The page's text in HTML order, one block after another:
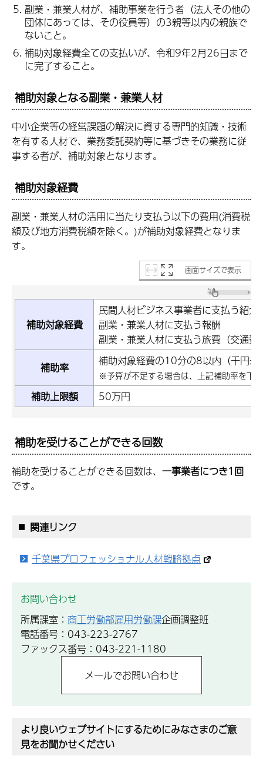
副業・兼業人材が、補助事業を行う者（法人その他の
団体にあっては、その役員等）の3親等以内の親族で
ないこと。
補助対象経費全ての支払いが、令和9年2月26日まで
に完了すること。
補助対象となる副業・兼業人材
中小企業等の経営課題の解決に資する専門的知識・技術
を有する人材で、業務委託契約等に基づきその業務に従
事する者が、補助対象となります。
補助対象経費
副業・兼業人材の活用に当たり支払う以下の費用(消費税
額及び地方消費税額を除く。)が補助対象経費となりま
す。
画面サイズで表示
補助対象経費
民間人材ビジネス事業者に支払う紹介
副業・兼業人材に支払う報酬
副業・兼業人材に支払う旅費（交通費
補助率
補助対象経費の10分の8以内（千円未
※予算が不足する場合は、上記補助率を下
補助上限額 50万円
補助を受けることができる回数
補助を受けることができる回数は、 一事業者につき1回
です。
関連リンク
千葉県プロフェッショナル人材戦略拠点
お問い合わせ
所属課室： 商工労働部雇用労働課企画調整班
電話番号：043-223-2767
ファックス番号：043-221-1180
より良いウェブサイトにするためにみなさまのご意
見をお聞かせください